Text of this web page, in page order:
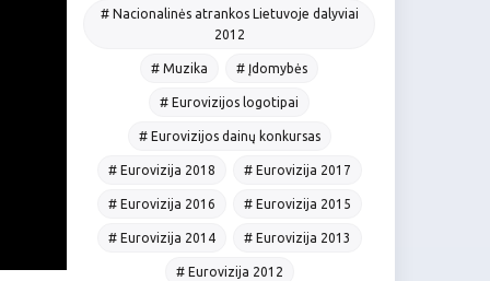
# Nacionalinės atrankos Lietuvoje dalyviai
2012
# Muzika # Įdomybės
# Eurovizijos logotipai
# Eurovizijos dainų konkursas
# Eurovizija 2018 # Eurovizija 2017
# Eurovizija 2016 # Eurovizija 2015
# Eurovizija 2014 # Eurovizija 2013
# Eurovizija 2012